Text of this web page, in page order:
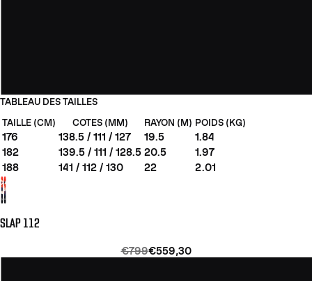
TABLEAU DES TAILLES
TAILLE (CM)
COTES (MM) RAYON (M) POIDS (KG)
176 138.5 / 111 / 127 19.5
1.84
182
139.5 / 111 / 128.5 20.5
1.97
188
141 / 112 / 130 22 2.01
SLAP 112
€799€559,30